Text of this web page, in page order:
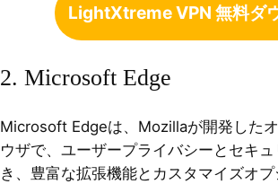
LightXtreme VPN 無料ダ
2. Microsoft Edge
Microsoft Edgeは、Mozillaが開発した
ウザで、ユーザープライバシーとセキ
き、豊富な拡張機能とカスタマイズオ